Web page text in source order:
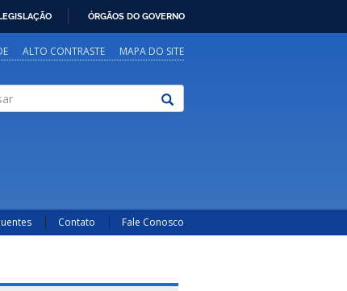
ÓRGÃOS DO GOVERNO
ALTO CONTRASTE MAPA DO SITE
Contato Fale Conosco